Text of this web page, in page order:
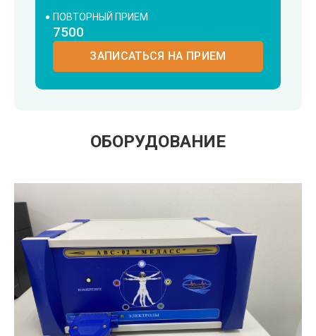
ПОВТОРНЫЙ ПРИЕМ
7500
ЗАПИСАТЬСЯ НА ПРИЕМ
ОБОРУДОВАНИЕ